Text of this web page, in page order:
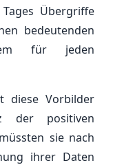
Übergriffe
bedeutenden
für jeden
diese Vorbilder
der positiven
sie nach
ihrer Daten